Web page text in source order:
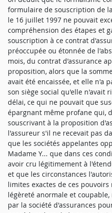
formulaire de souscription de
le 16 juillet 1997 ne pouvait
compréhension des étapes et
souscription à ce contrat
préoccupée ou étonnée de
mois, du contrat d'assurance
proposition, alors que la
avait été encaissée, et elle n'a
son siège social qu'elle n'avait
délai, ce qui ne pouvait que
épargnant même profane qui,
souscrivant à la proposition
l'assureur s'il ne recevait pas
que les sociétés appelantes
Madame Y... que dans ces
avoir cru légitimement à
et que les circonstances
limites exactes de ces
légèreté anormale et
par la société d'assurances